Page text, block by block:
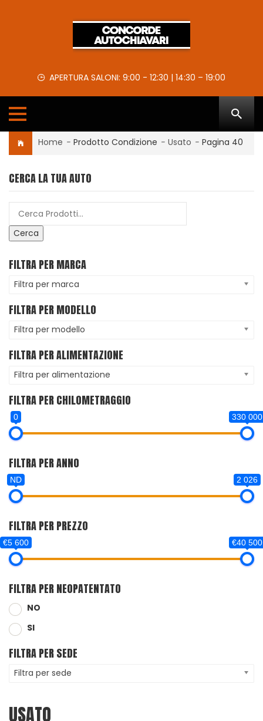
APERTURA SALONI: 9:00 - 12:30 | 14:30 – 19:00
Home - Prodotto Condizione - Usato - Pagina 40
CERCA LA TUA AUTO
Cerca
FILTRA PER MARCA
Filtra per marca
FILTRA PER MODELLO
Filtra per modello
FILTRA PER ALIMENTAZIONE
Filtra per alimentazione
FILTRA PER CHILOMETRAGGIO
0 330 000
FILTRA PER ANNO
ND 2 026
FILTRA PER PREZZO
€5 600 €40 500
FILTRA PER NEOPATENTATO
NO
SI
FILTRA PER SEDE
Filtra per sede
USATO